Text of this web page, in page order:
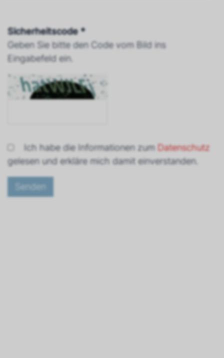
Sicherheitscode *
Geben Sie bitte den Code vom Bild ins
Eingabefeld ein.
Ich habe die Informationen zum Datenschutz
gelesen und erkläre mich damit einverstanden.